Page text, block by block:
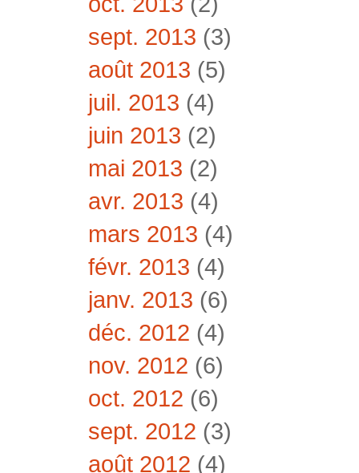
sept. 2013 (3)
août 2013 (5)
juil. 2013 (4)
juin 2013 (2)
mai 2013 (2)
avr. 2013 (4)
mars 2013 (4)
févr. 2013 (4)
janv. 2013 (6)
déc. 2012 (4)
nov. 2012 (6)
oct. 2012 (6)
sept. 2012 (3)
août 2012 (4)